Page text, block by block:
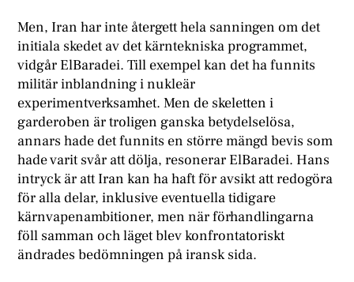
Men, Iran har inte återgett hela sanningen om det
initiala skedet av det kärntekniska programmet,
vidgår ElBaradei. Till exempel kan det ha funnits
militär inblandning i nukleär
experimentverksamhet. Men de skeletten i
garderoben är troligen ganska betydelselösa,
annars hade det funnits en större mängd bevis som
hade varit svår att dölja, resonerar ElBaradei. Hans
intryck är att Iran kan ha haft för avsikt att redogöra
för alla delar, inklusive eventuella tidigare
kärnvapenambitioner, men när förhandlingarna
föll samman och läget blev konfrontatoriskt
ändrades bedömningen på iransk sida.